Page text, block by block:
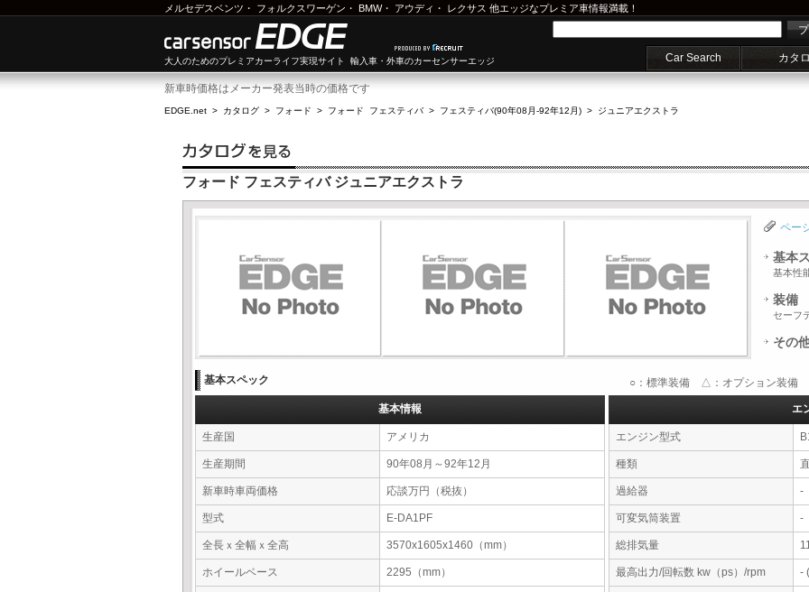
メルセデスベンツ ・ フォルクスワーゲン ・ BMW・ アウディ ・ レクサス 他エッジなプレミア車情報満載！
大人のためのプレミアカーライフ実現サイト 輸入車・外車のカーセンサーエッジ Car Search カタ
新車時価格はメーカー発表当時の価格です
EDGE.net > カタログ > フォード > フォード フェスティバ > フェスティバ(90年08月-92年12月) > ジュニアエクストラ
フォード フェスティバ ジュニアエクストラ
ペー
基本
基本性
装備
セーフ
その
基本スペック ○：標準装備 △：オプション装備 -
基本情報
生産国 アメリカ
生産期間 90年08月～92年12月
新車時車両価格 応談万円（税抜）
型式 E-DA1PF
全長ｘ全幅ｘ全高 3570x1605x1460（mm）
ホイールベース 2295（mm）
エ
エンジン型式
種類
過給器 -
可変気筒装置 -
総排気量
最高出力/回転数 kw（ps）/rpm -